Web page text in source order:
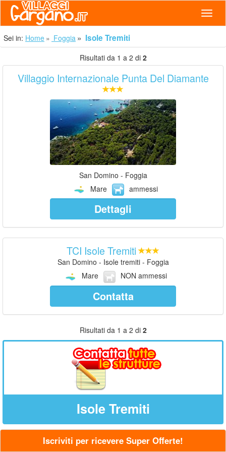
Sei in: Home Foggia Isole Tremiti
Risultati da 1 a 2 di 2
Villaggio Internazionale Punta Del Diamante
San Domino - Foggia
Mare
ammessi
Dettagli
TCI Isole Tremiti
San Domino - Isole tremiti - Foggia
Mare
NON ammessi
Contatta
Risultati da 1 a 2 di 2
Isole Tremiti
Iscriviti per ricevere Super Offerte!